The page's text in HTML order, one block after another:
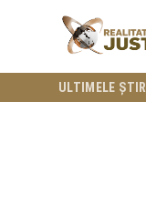
ULTIMELE ȘTIRI